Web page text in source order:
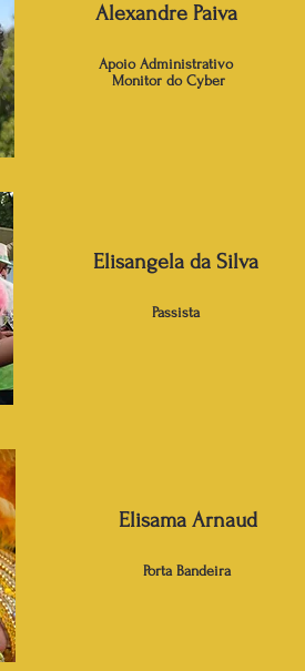
Alexandre Paiva
Apoio Administrativo
Monitor do Cyber
Elisangela da Silva
Passista
Elisama Arnaud
Porta Bandeira